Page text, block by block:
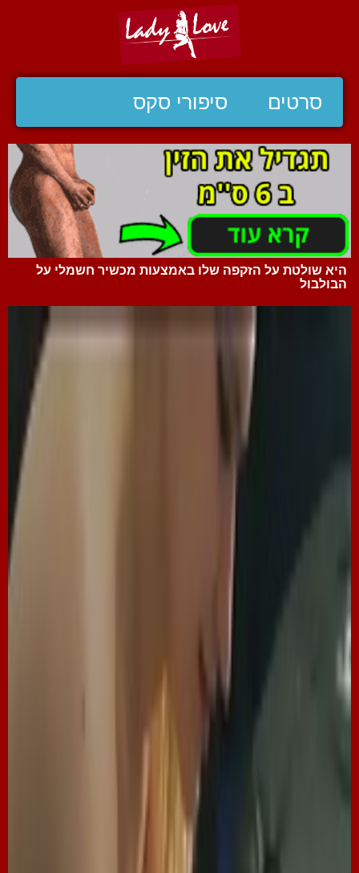
סרטים סיפורי סקס
היא שולטת על הזקפה שלו באמצעות מכשיר חשמלי על
הבולבול